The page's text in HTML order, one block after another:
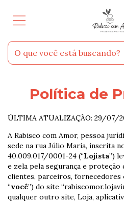
Política de
ÚLTIMA ATUALIZAÇÃO: 29/07/
A Rabisco com Amor, pessoa
sede na rua Júlio Maria, inscrita
40.009.017/0001-24 (“Lojista”)
e zela pela segurança e proteção
clientes, parceiros, fornecedores
“você”) do site
qualquer outro site, Loja,